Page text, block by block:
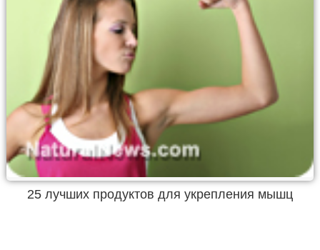
25 лучших продуктов для укрепления мышц